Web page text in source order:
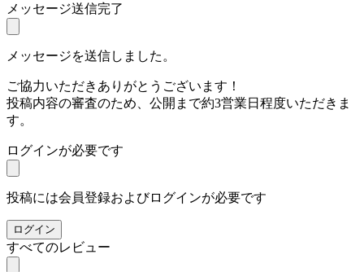
メッセージ送信完了
メッセージを送信しました。
ご協力いただきありがとうございます！
投稿内容の審査のため、公開まで約3営業日程度いただきま
す。
ログインが必要です
投稿には会員登録およびログインが必要です
ログイン
すべてのレビュー